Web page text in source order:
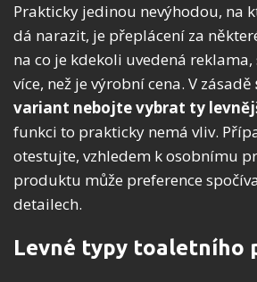
Prakticky jedinou nevýhodou, na
dá narazit, je přeplácení za
na co je kdekoli uvedená
více, než je výrobní cena. V zásadě
variant nebojte vybrat ty
funkci to prakticky nemá vliv.
otestujte, vzhledem k osobnímu
produktu může preference
detailech.
Levné typy toaletního